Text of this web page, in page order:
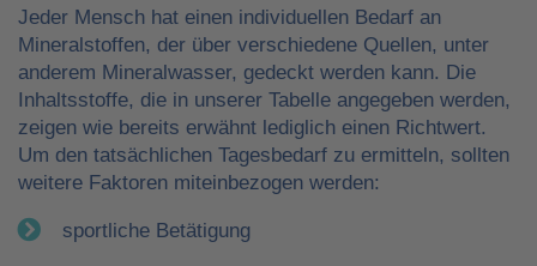
Jeder Mensch hat einen individuellen Bedarf an
Mineralstoffen, der über verschiedene Quellen, unter
anderem Mineralwasser, gedeckt werden kann. Die
Inhaltsstoffe, die in unserer Tabelle angegeben werden,
zeigen wie bereits erwähnt lediglich einen Richtwert.
Um den tatsächlichen Tagesbedarf zu ermitteln, sollten
weitere Faktoren miteinbezogen werden:
sportliche Betätigung